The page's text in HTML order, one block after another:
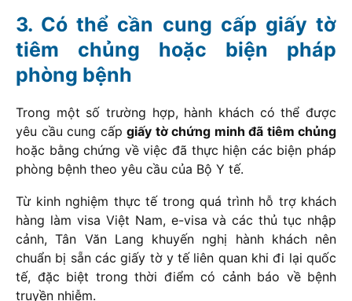
Có thể cần cung cấp giấy tờ
tiêm chủng hoặc biện pháp
phòng bệnh
Trong một số trường hợp, hành khách có thể được
yêu cầu cung cấp giấy tờ chứng minh đã tiêm chủng
hoặc bằng chứng về việc đã thực hiện các biện pháp
phòng bệnh theo yêu cầu của Bộ Y tế.
Từ kinh nghiệm thực tế trong quá trình hỗ trợ khách
hàng làm visa Việt Nam, e-visa và các thủ tục nhập
cảnh, Tân Văn Lang khuyến nghị hành khách nên
chuẩn bị sẵn các giấy tờ y tế liên quan khi đi lại quốc
tế, đặc biệt trong thời điểm có cảnh báo về bệnh
truyền nhiễm.